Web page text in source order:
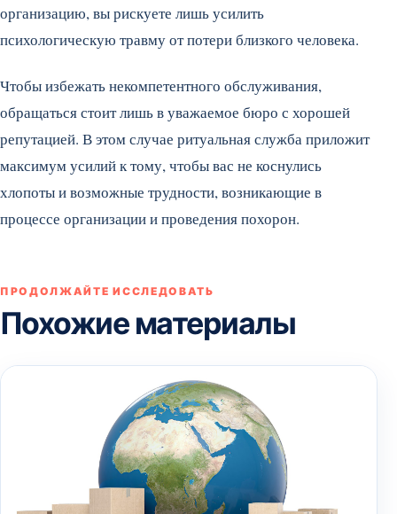
организацию, вы рискуете лишь усилить
психологическую травму от потери близкого человека.
Чтобы избежать некомпетентного обслуживания,
обращаться стоит лишь в уважаемое бюро с хорошей
репутацией. В этом случае ритуальная служба приложит
максимум усилий к тому, чтобы вас не коснулись
хлопоты и возможные трудности, возникающие в
процессе организации и проведения похорон.
ПРОДОЛЖАЙТЕ ИССЛЕДОВАТЬ
Похожие материалы